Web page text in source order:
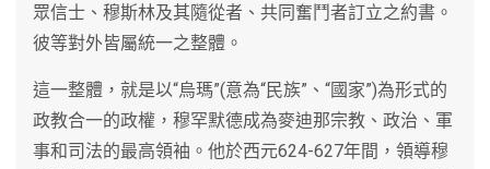
眾信士、穆斯林及其隨從者、共同奮鬥者訂立之約書。
彼等對外皆屬統一之整體。
這一整體，就是以“烏瑪”(意為“民族”、“國家”)為形式的
政教合一的政權，穆罕默德成為麥迪那宗教、政治、軍
事和司法的最高領袖。他於西元624-627年間，領導穆